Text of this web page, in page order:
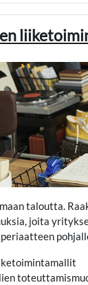
taloutta.
joita